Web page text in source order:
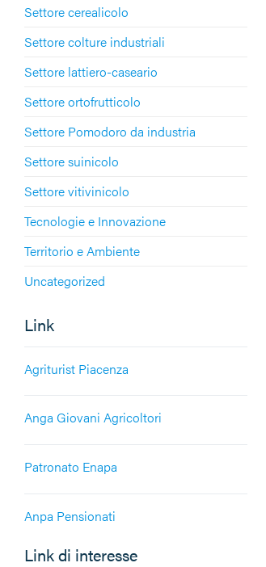
Settore cerealicolo
Settore colture industriali
Settore lattiero-caseario
Settore ortofrutticolo
Settore Pomodoro da industria
Settore suinicolo
Settore vitivinicolo
Tecnologie e Innovazione
Territorio e Ambiente
Uncategorized
Link
Agriturist Piacenza
Anga Giovani Agricoltori
Patronato Enapa
Anpa Pensionati
Link di interesse